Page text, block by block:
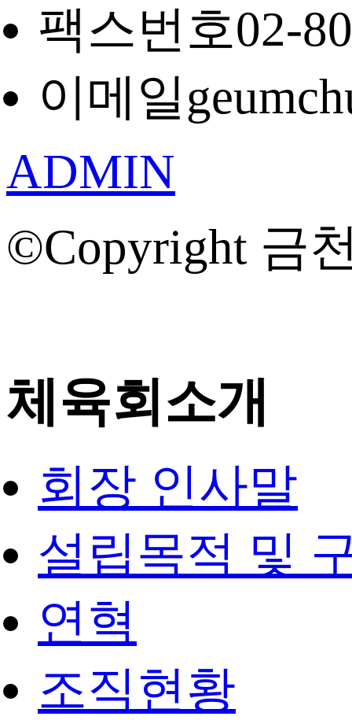
팩스번호02-
이메일
ADMIN
©Copyright 금
체육회소개
회장 인사말
설립목적 및
연혁
조직현황